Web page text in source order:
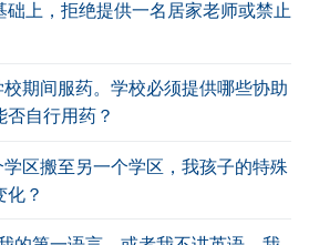
上，拒绝提供一名居家老师或禁止
期间服药。学校必须提供哪些协助
自行用药？
区搬至另一个学区，我孩子的特殊
化？